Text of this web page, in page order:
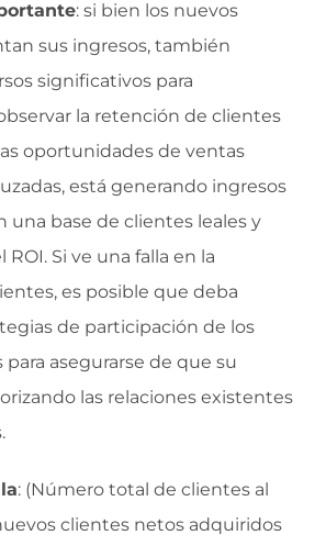
: si bien los nuevos
sus ingresos, también
significativos para
la retención de clientes
oportunidades de ventas
está generando ingresos
una base de clientes leales y
Si ve una falla en la
es posible que deba
de participación de los
asegurarse de que su
las relaciones existentes
: (Número total de clientes al
clientes netos adquiridos